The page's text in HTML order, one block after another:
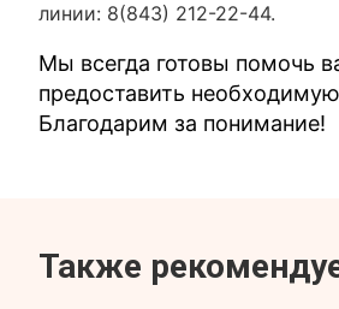
линии: 8(843) 212-22-44.
Мы всегда готовы помочь
предоставить
Благодарим за понимание!
Также